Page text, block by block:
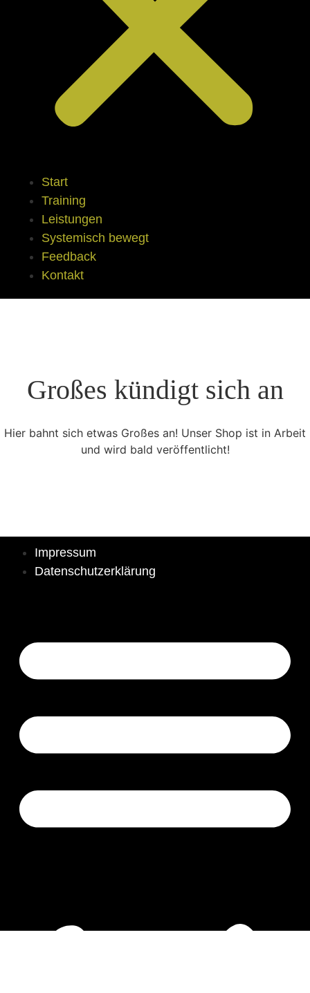
Start
Training
Leistungen
Systemisch bewegt
Feedback
Kontakt
Großes kündigt sich an
Hier bahnt sich etwas Großes an! Unser Shop ist in Arbeit
und wird bald veröffentlicht!
Impressum
Datenschutzerklärung